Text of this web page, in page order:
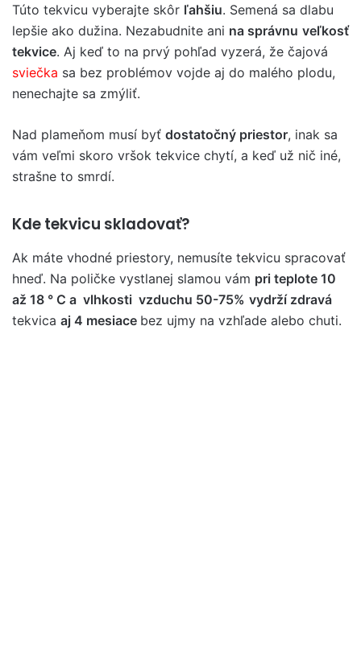
Túto tekvicu vyberajte skôr ľahšiu. Semená sa dlabu
lepšie ako dužina. Nezabudnite ani na správnu veľkosť
tekvice. Aj keď to na prvý pohľad vyzerá, že čajová
sviečka sa bez problémov vojde aj do malého plodu,
nenechajte sa zmýliť.
Nad plameňom musí byť dostatočný priestor, inak sa
vám veľmi skoro vršok tekvice chytí, a keď už nič iné,
strašne to smrdí.
Kde tekvicu skladovať?
Ak máte vhodné priestory, nemusíte tekvicu spracovať
hneď. Na poličke vystlanej slamou vám pri teplote 10
až 18 ° C a vlhkosti vzduchu 50-75% vydrží zdravá
tekvica aj 4 mesiace bez ujmy na vzhľade alebo chuti.